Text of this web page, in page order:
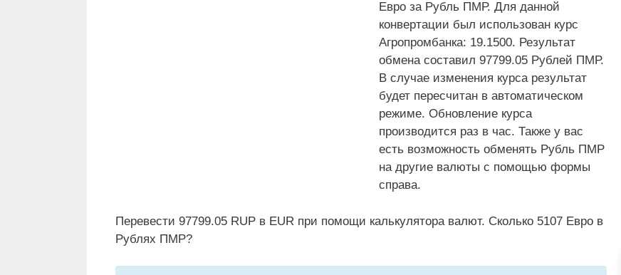
Евро за Рубль ПМР. Для данной
конвертации был использован курс
Агропромбанка: 19.1500. Результат
обмена составил 97799.05 Рублей ПМР.
В случае изменения курса результат
будет пересчитан в автоматическом
режиме. Обновление курса
производится раз в час. Также у вас
есть возможность обменять Рубль ПМР
на другие валюты с помощью формы
справа.
Перевести 97799.05 RUP в EUR при помощи калькулятора валют. Сколько 5107 Евро в
Рублях ПМР?